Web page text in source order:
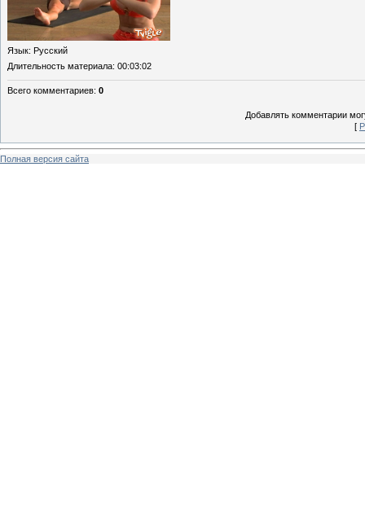
Язык: Русский
Длительность материала: 00:03:02
Всего комментариев: 0
Добавлять комментарии
[
Полная версия сайта